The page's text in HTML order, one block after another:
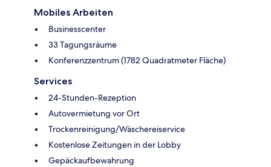
Mobiles Arbeiten
Businesscenter
33 Tagungsräume
Konferenzzentrum (1782 Quadratmeter Fläche)
Services
24-Stunden-Rezeption
Autovermietung vor Ort
Trockenreinigung/Wäschereiservice
Kostenlose Zeitungen in der Lobby
Gepäckaufbewahrung